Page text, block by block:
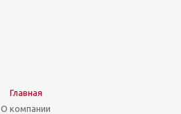
Главная
О компании